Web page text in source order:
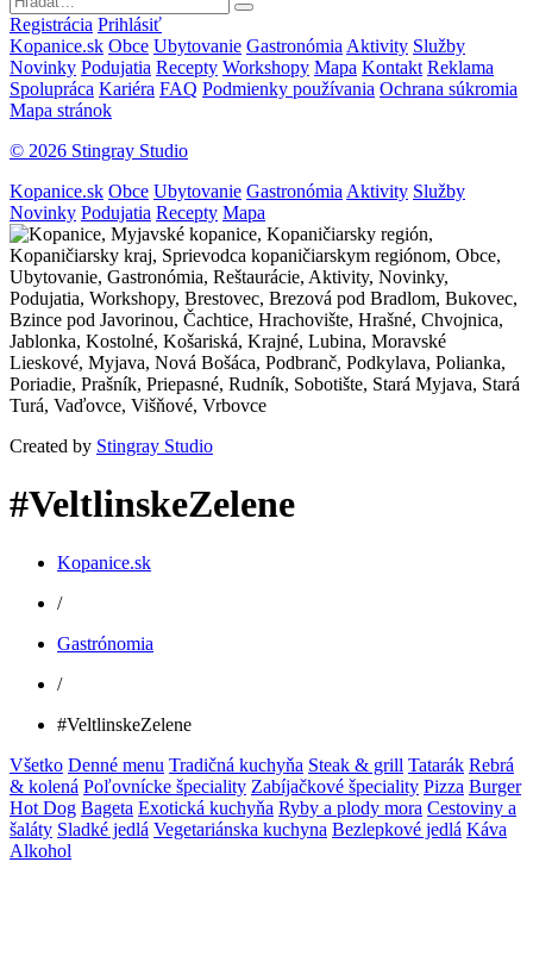
Registrácia Prihlásiť
Kopanice.sk Obce Ubytovanie Gastronómia Aktivity Služby
Novinky Podujatia Recepty Workshopy Mapa Kontakt Reklama
Spolupráca Kariéra FAQ Podmienky používania Ochrana súkromia
Mapa stránok
© 2026 Stingray Studio
Kopanice.sk Obce Ubytovanie Gastronómia Aktivity Služby
Novinky Podujatia Recepty Mapa
Created by Stingray Studio
#VeltlinskeZelene
Kopanice.sk
/
Gastrónomia
/
#VeltlinskeZelene
Všetko Denné menu Tradičná kuchyňa Steak & grill Tatarák Rebrá
& kolená Poľovnícke špeciality Zabíjačkové špeciality Pizza Burger
Hot Dog Bageta Exotická kuchyňa Ryby a plody mora Cestoviny a
šaláty Sladké jedlá Vegetariánska kuchyna Bezlepkové jedlá Káva
Alkohol